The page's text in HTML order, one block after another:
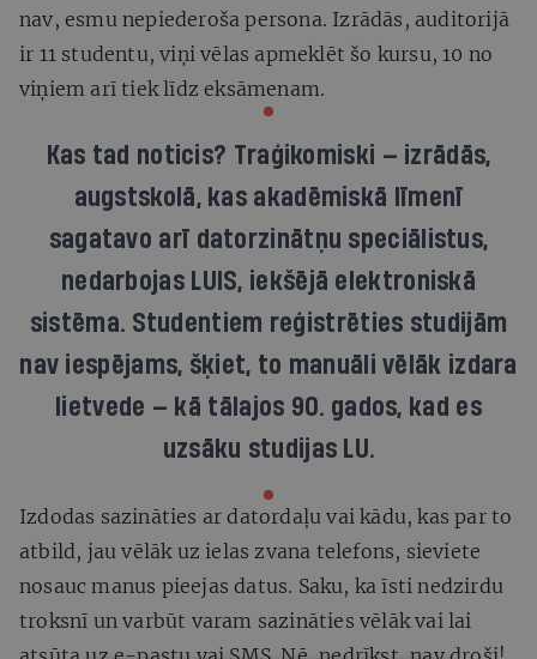
nav, esmu nepiederoša persona. Izrādās, auditorijā
ir 11 studentu, viņi vēlas apmeklēt šo kursu, 10 no
viņiem arī tiek līdz eksāmenam.
Kas tad noticis? Traģikomiski — izrādās,
augstskolā, kas akadēmiskā līmenī
sagatavo arī datorzinātņu speciālistus,
nedarbojas LUIS, iekšējā elektroniskā
sistēma. Studentiem reģistrēties studijām
nav iespējams, šķiet, to manuāli vēlāk izdara
lietvede — kā tālajos 90. gados, kad es
uzsāku studijas LU.
Izdodas sazināties ar datordaļu vai kādu, kas par to
atbild, jau vēlāk uz ielas zvana telefons, sieviete
nosauc manus pieejas datus. Saku, ka īsti nedzirdu
troksnī un varbūt varam sazināties vēlāk vai lai